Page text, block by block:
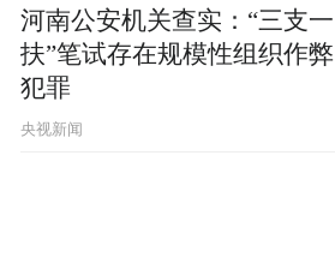
河南公安机关查实：“三支一
扶”笔试存在规模性组织作弊
犯罪
央视新闻